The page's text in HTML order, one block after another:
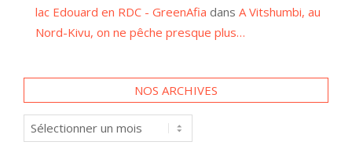
lac Edouard en RDC - GreenAfia dans A Vitshumbi, au
Nord-Kivu, on ne pêche presque plus…
NOS ARCHIVES
Nos
archives